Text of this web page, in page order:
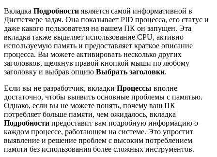
Вкладка Подробности является самой информативной в
Диспетчере задач. Она показывает PID процесса, его статус и
даже какого пользователя на вашем ПК он запущен. Эта
вкладка также выделяет использование CPU, активно
используемую память и предоставляет краткое описание
процесса. Вы можете активировать несколько других
заголовков, щелкнув правой кнопкой мыши по любому
заголовку и выбрав опцию Выбрать заголовки.
Если вы не разработчик, вкладки Процессы вполне
достаточно, чтобы выявить основные проблемы с памятью.
Однако, если вы не можете понять, почему ваш ПК
потребляет больше памяти, чем ожидалось, вкладка
Подробности предоставит вам подробную информацию о
каждом процессе, работающем на системе. Это упростит
выявление и решение проблем с высоким потреблением
памяти без использования более сложных инструментов.